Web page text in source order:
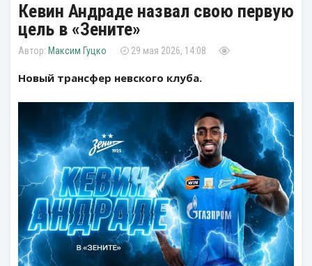
Кевин Андраде назвал свою первую
цель в «Зените»
Максим Гуцко 29 мая 2026, 14:08
Новый трансфер невского клуба.